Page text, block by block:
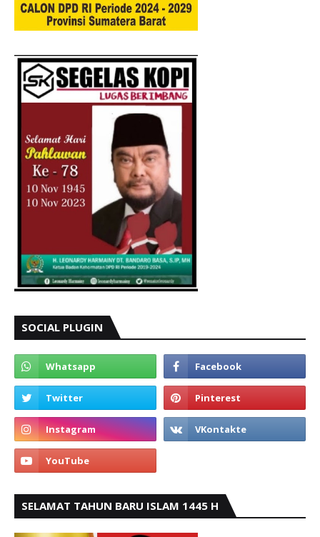
SOCIAL PLUGIN
SELAMAT TAHUN BARU ISLAM 1445 H